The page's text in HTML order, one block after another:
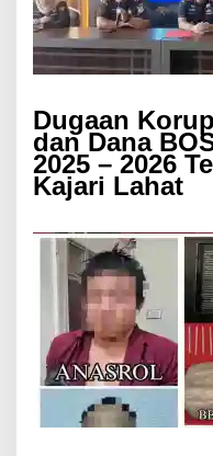
Dugaan
dan Dana
2025 – 2026
Kajari Lahat